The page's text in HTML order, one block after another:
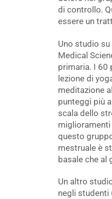
di controllo.
essere un
Uno studio
Medical
primaria. I 60
lezione di
meditazione
punteggi più
scala dello
miglioramenti
questo
mestruale è
basale che al
Un altro
negli studenti